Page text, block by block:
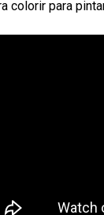
colorir para